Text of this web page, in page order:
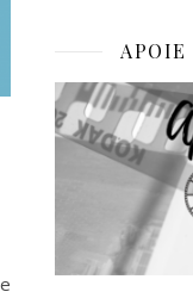
APOIE